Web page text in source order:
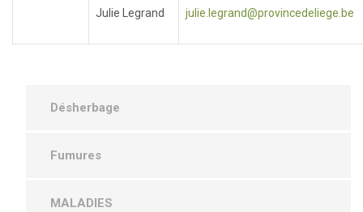
Julie Legrand julie.legrand@provincedeliege.be
Désherbage
Fumures
MALADIES